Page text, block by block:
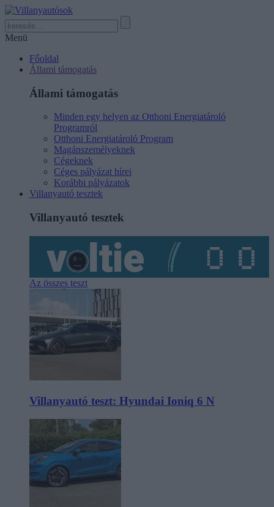
Menü
Főoldal
Állami támogatás
Állami támogatás
Minden egy helyen az Otthoni Energiatároló
Programról
Otthoni Energiatároló Program
Magánszemélyeknek
Cégeknek
Céges pályázat hírei
Korábbi pályázatok
Villanyautó tesztek
Villanyautó tesztek
Az összes teszt
Villanyautó teszt: Hyundai Ioniq 6 N